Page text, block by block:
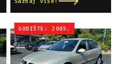
GODIŠTE: 2005.